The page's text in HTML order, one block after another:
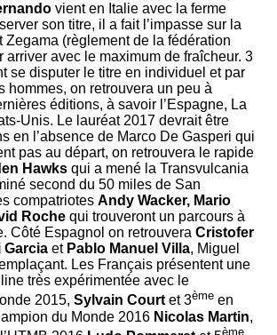
vient en Italie avec la ferme
son titre, il a fait l’impasse sur la
Zegama (règlement de la fédération
arriver avec le maximum de fraîcheur. 3
se disputer le titre en individuel et par
hommes, on retrouvera un peu à
éditions, à savoir l’Espagne, La
Unis. Le lauréat 2017 devrait être
en l’absence de Marco De Gasperi qui
pas au départ, on retrouvera le rapide
Hawks qui a mené la Transvulcania
second du 50 miles de San
compatriotesAndy Wacker, Mario
Rochequi trouveront un parcours à
Côté Espagnol on retrouveraCristofer
Garcia et Pablo Manuel Villa, Miguel
Les Français présentent une
très expérimentée avec le
2015,Sylvain Courtet 3ème en
du Monde 2016 Nicolas Martin,
ème